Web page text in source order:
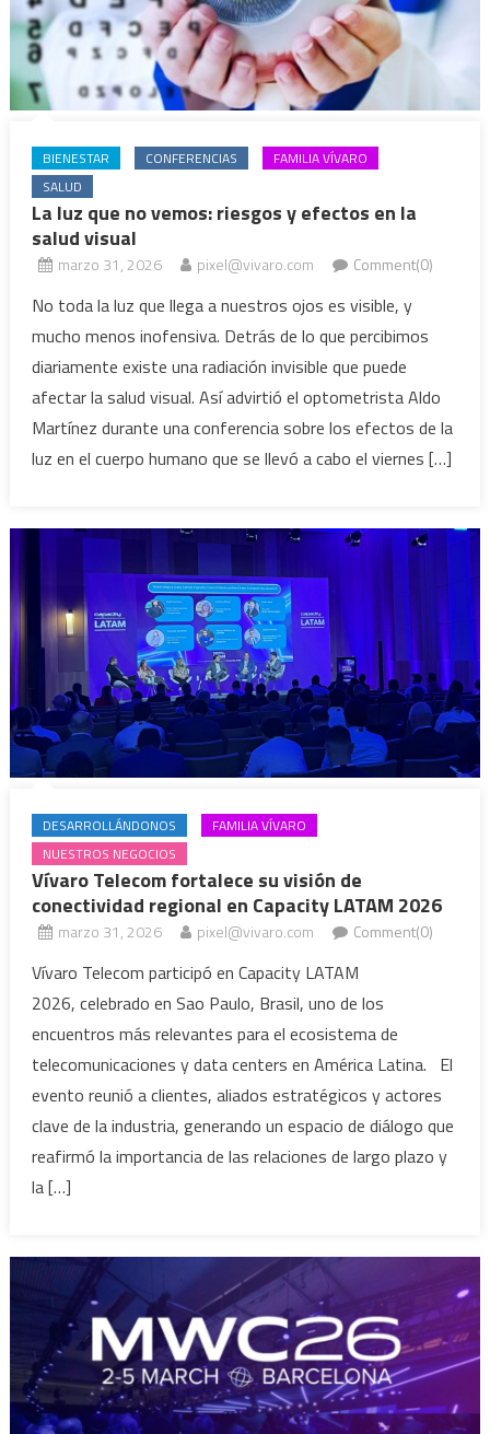
BIENESTAR CONFERENCIAS
FAMILIA VÍVARO
SALUD
La luz que no vemos: riesgos y efectos en la
salud visual
marzo 31, 2026 pixel@vivaro.com Comment(0)
No toda la luz que llega a nuestros ojos es visible, y
mucho menos inofensiva. Detrás de lo que percibimos
diariamente existe una radiación invisible que puede
afectar la salud visual. Así advirtió el optometrista Aldo
Martínez durante una conferencia sobre los efectos de la
luz en el cuerpo humano que se llevó a cabo el viernes […]
DESARROLLÁNDONOS
FAMILIA VÍVARO
NUESTROS NEGOCIOS
Vívaro Telecom fortalece su visión de
conectividad regional en Capacity LATAM 2026
marzo 31, 2026 pixel@vivaro.com Comment(0)
Vívaro Telecom participó en Capacity LATAM
2026, celebrado en Sao Paulo, Brasil, uno de los
encuentros más relevantes para el ecosistema de
telecomunicaciones y data centers en América Latina. El
evento reunió a clientes, aliados estratégicos y actores
clave de la industria, generando un espacio de diálogo que
reafirmó la importancia de las relaciones de largo plazo y
la […]